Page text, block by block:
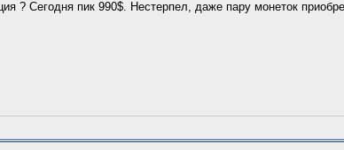
? Сегодня пик 990$. Нестерпел, даже пару монеток